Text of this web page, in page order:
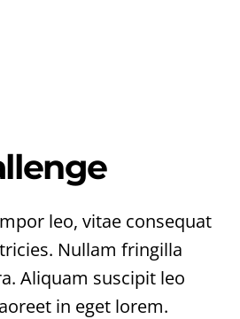
leo, vitae consequat
Nullam fringilla
Aliquam suscipit leo
in eget lorem.